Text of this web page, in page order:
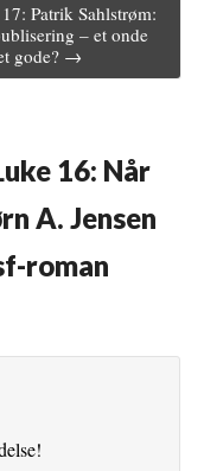
Patrik Sahlstrøm:
– et onde
gode? →
16: Når
A. Jensen
roman